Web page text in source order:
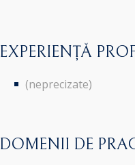
EXPERIENȚĂ
(neprecizate)
DOMENII DE